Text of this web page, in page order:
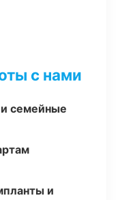
с нами
семейные
и